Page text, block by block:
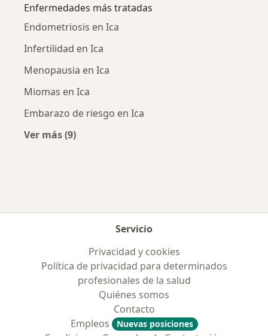
Enfermedades más tratadas
Endometriosis en Ica
Infertilidad en Ica
Menopausia en Ica
Miomas en Ica
Embarazo de riesgo en Ica
Ver más (9)
Servicio
Privacidad y cookies
Política de privacidad para determinados
profesionales de la salud
Quiénes somos
Contacto
Empleos
Nuevas posiciones